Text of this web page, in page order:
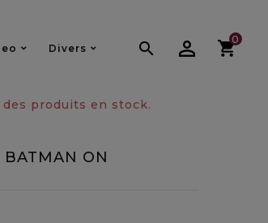
0

Divers
produits en stock.
BATMAN ON